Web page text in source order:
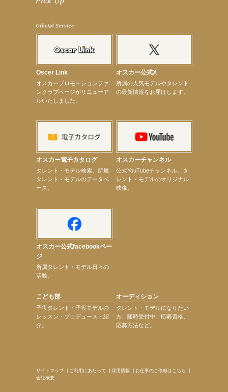
【昆虫ハンター牧田習】MARK IS 葛飾かなまち「キッズアライズ 昆虫ふしぎ発見隊」
【井頭愛海】『NEXCO西日本』TV-CM開始
【工藤綾乃】8月7日（金）スタート FOD SHORT『女優は毛穴まで嘘をつく』出演決定！
【笛木優子】8月13日（木）ドラマ『大空港〜GATE24〜』ゲスト出演決定！
【前川泰之】舞台「グレンギャリー・グレンロス」公演詳細解禁！
【elfin’】7thシングル『全世界』がFMたいはくでO.A.決定♪
【elfin’】7thシングル『全世界』がFM-UUでO.A.決定♪
【elfin’】8月16日（日）「全世界」発売記念イベント決定！
【elfin’】7thシングル『全世界』がFM TANABEでO.A.決定♪
【昆虫ハンター牧田習】宝塚市立手塚治虫記念館トークショー＆宝塚文化芸術センター昆虫展示イ
【井頭愛海】『小さなお葬式』TV-CM出演！
【定本楓馬】WEB DIGVII 連載企画『東京23時』に登場！
【髙橋ひかる】7月雑誌掲載情報
【elfin’】7thシングル『全世界』がFMふくろうでパワープレイO.A.決定
Oscer Link
オスカープロモーションファ
ンクラブページがリニューア
ルいたしました。
オスカー公式X
所属の人気モデルやタレント
の最新情報をお届けします。
オスカー電子カタログ
タレント・モデル検索。所属
タレント・モデルのデータベ
ース。
オスカーチャンネル
公式YouTubeチャンネル。タ
レント・モデルのオリジナル
映像。
オスカー公式facebookペー
ジ
所属タレント・モデル日々の
活動。
こども部
子役タレント・子役モデルの
レッスン・プロデュース・紹
介。
オーディション
タレント・モデルになりたい
方、随時受付中！応募資格、
応募方法など。
サイトマップ| ご利用にあたって 採用情報 お仕事のご依頼はこちら
会社概要